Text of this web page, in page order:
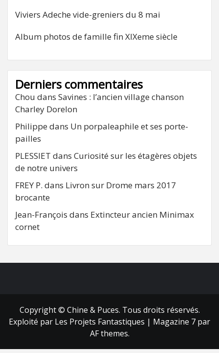
Viviers Adeche vide-greniers du 8 mai
Album photos de famille fin XIXeme siècle
Derniers commentaires
Chou dans Savines : l’ancien village chanson
Charley Dorelon
Philippe dans Un porpaleaphile et ses porte-
pailles
PLESSIET dans Curiosité sur les étagères objets
de notre univers
FREY P. dans Livron sur Drome mars 2017
brocante
Jean-François dans Extincteur ancien Minimax
cornet
Copyright © Chine & Puces. Tous droits réservés.
Exploité par Les Projets Fantastiques | Magazine 7 par
AF themes.